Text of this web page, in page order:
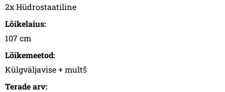
2x Hüdrostaatiline
Lõikelaius:
107 cm
Lõikemeetod:
Külgväljavise + multš
Terade arv: